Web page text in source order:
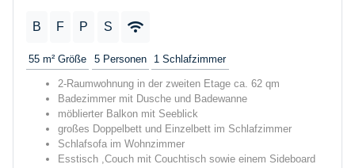
B F P S
55 m² Größe 5 Personen 1 Schlafzimmer
2-Raumwohnung in der zweiten Etage ca. 62 qm
Badezimmer mit Dusche und Badewanne
möblierter Balkon mit Seeblick
großes Doppelbett und Einzelbett im Schlafzimmer
Schlafsofa im Wohnzimmer
Esstisch ,Couch mit Couchtisch sowie einem Sideboard